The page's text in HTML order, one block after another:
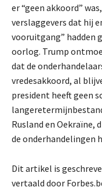
er “geen akkoord”
verslaggevers dat hij
vooruitgang” hadden
oorlog. Trump
dat de
vredesakkoord, al
president heeft geen
Rusland en Oekraïne,
de onderhandelingen
Dit artikel is
vertaald door